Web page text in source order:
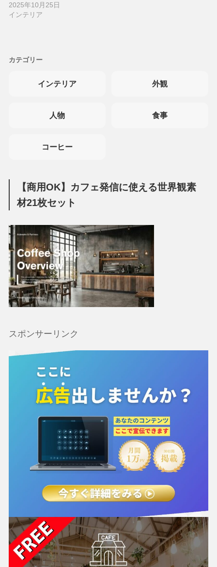
2025年10月25日
インテリア
カテゴリー
インテリア 外観
人物 食事
コーヒー
【商用OK】カフェ発信に使える世界観素
材21枚セット
スポンサーリンク